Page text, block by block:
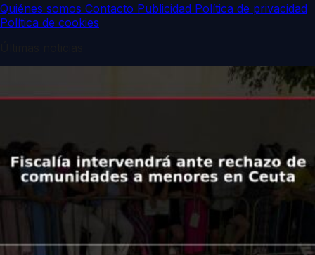
Quiénes somos Contacto Publicidad Política de privacidad
Política de cookies